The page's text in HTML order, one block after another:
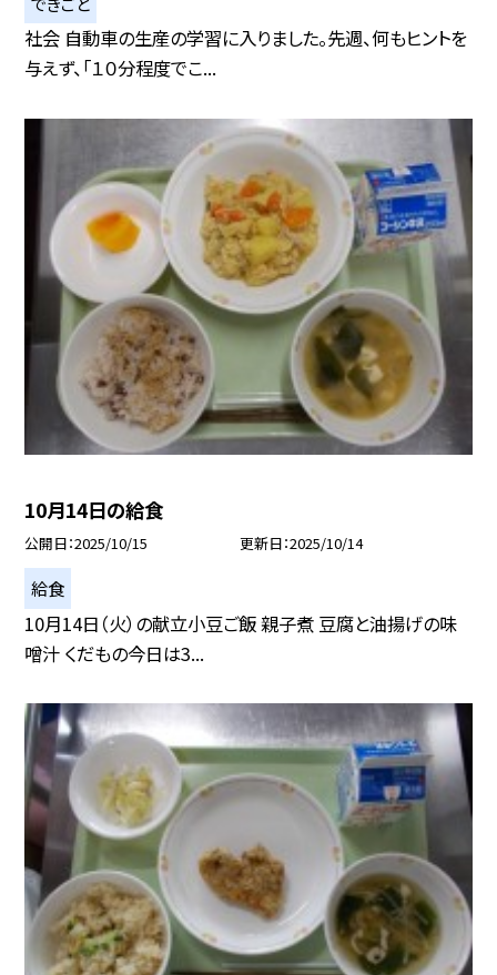
社会 自動車の生産の学習に入りました。先週、何もヒントを
与えず、「１０分程度でこ...
10月14日の給食
公開日 2025/10/15 更新日 2025/10/14
給食
10月14日（火）の献立小豆ご飯 親子煮 豆腐と油揚げの味
噌汁 くだもの今日は3...